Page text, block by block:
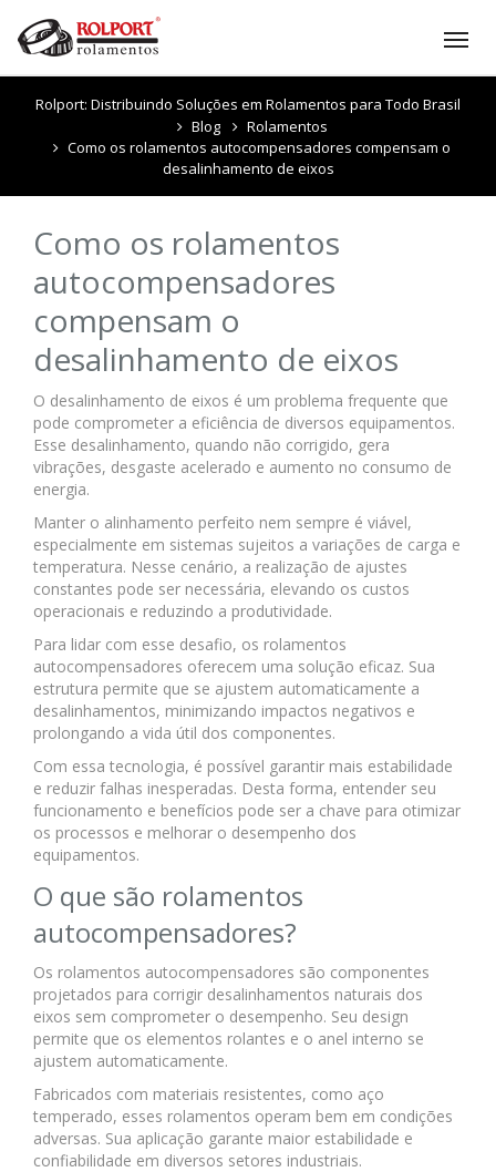
Rolport: Distribuindo Soluções em Rolamentos para Todo Brasil
Blog
Rolamentos
Como os rolamentos autocompensadores compensam o
desalinhamento de eixos
Como os rolamentos
autocompensadores
compensam o
desalinhamento de eixos
O desalinhamento de eixos é um problema frequente que
pode comprometer a eficiência de diversos equipamentos.
Esse desalinhamento, quando não corrigido, gera
vibrações, desgaste acelerado e aumento no consumo de
energia.
Manter o alinhamento perfeito nem sempre é viável,
especialmente em sistemas sujeitos a variações de carga e
temperatura. Nesse cenário, a realização de ajustes
constantes pode ser necessária, elevando os custos
operacionais e reduzindo a produtividade.
Para lidar com esse desafio, os rolamentos
autocompensadores oferecem uma solução eficaz. Sua
estrutura permite que se ajustem automaticamente a
desalinhamentos, minimizando impactos negativos e
prolongando a vida útil dos componentes.
Com essa tecnologia, é possível garantir mais estabilidade
e reduzir falhas inesperadas. Desta forma, entender seu
funcionamento e benefícios pode ser a chave para otimizar
os processos e melhorar o desempenho dos
equipamentos.
O que são rolamentos
autocompensadores?
Os rolamentos autocompensadores são componentes
projetados para corrigir desalinhamentos naturais dos
eixos sem comprometer o desempenho. Seu design
permite que os elementos rolantes e o anel interno se
ajustem automaticamente.
Fabricados com materiais resistentes, como aço
temperado, esses rolamentos operam bem em condições
adversas. Sua aplicação garante maior estabilidade e
confiabilidade em diversos setores industriais.